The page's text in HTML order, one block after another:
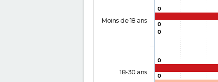
0
0
0
0
0
Moins de 18 ans
18-30 ans